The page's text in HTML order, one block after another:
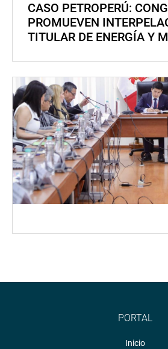
CASO PETROPERÚ:
PROMUEVEN
TITULAR DE ENERGÍA Y
PORTAL
Inicio